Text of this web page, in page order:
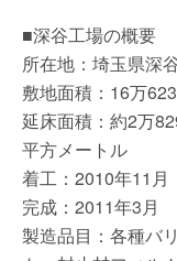
■深谷工場の概要
所在地：埼玉県深
敷地面積：16万
延床面積：約2万
平方メートル
着工：2010年11月
完成：2011年3月
製造品目：各種バ